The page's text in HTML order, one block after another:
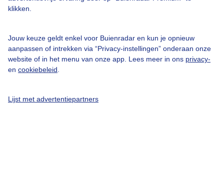
klikken.
Jouw keuze geldt enkel voor Buienradar en kun je opnieuw
aanpassen of intrekken via “Privacy-instellingen” onderaan onze
website of in het menu van onze app. Lees meer in ons privacy-
en cookiebeleid
Lijst met advertentiepartners